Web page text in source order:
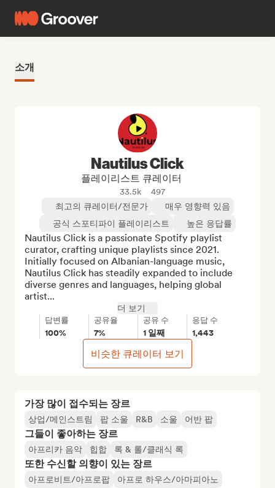
소개
가장 많이 접수되는 장르
상업/메인스트림 팝 소울 R&B 소울 어반 팝
그들이 좋아하는 장르
아프리카 음악 힙합 록 & 롤/클래식 록
또한 수신할 의향이 있는 장르
아프로비트/아프로팝
아프로 하우스/아마피아노
Nautilus Click
플레이리스트 큐레이터
33.5k
497
최고의 큐레이터/전문가
매우 영향력 있음
공식 스포티파이 플레이리스트
높은 응답률
Nautilus Click is a passionate Spotify playlist
curator, crafting unique playlists since 2021.
Initially focused on Albanian-language music,
Nautilus Click has steadily expanded to include
diverse genres and languages, helping global
artist...
더 보기
답변률
100%
공유율
7%
공유 수
1 일째
응답 수
1,443
비슷한 큐레이터 보기